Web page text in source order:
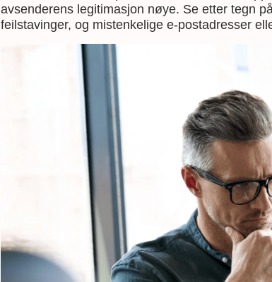
avsenderens legitimasjon nøye. Se etter tegn
feilstavinger, og mistenkelige e-postadresser